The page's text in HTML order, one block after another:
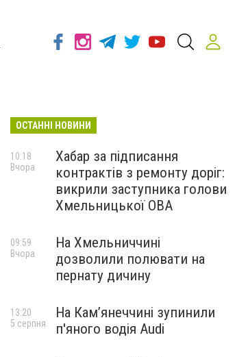
ОСТАННІ НОВИНИ
Хабар за підписання
контрактів з ремонту доріг:
викрили заступника голови
Хмельницької ОВА
10:18
Вчора
На Хмельниччині
дозволили полювати на
пернату дичину
09:59
Вчора
На Камʼянеччині зупинили
п'яного водія Audi
13:20
5 серпня